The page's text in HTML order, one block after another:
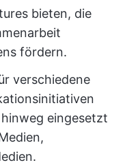
bieten, die
fördern.
verschiedene
eingesetzt